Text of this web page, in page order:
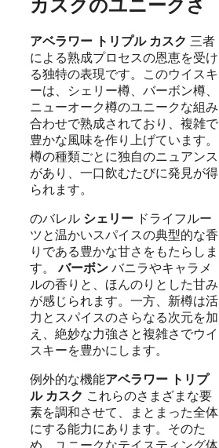
カスクのユニークさ
アベラワー トリプル カスク 三者
による熟成プロセスの恩恵を受け
る独特の表現です。このウイスキ
ーは、シェリー樽、バーボン樽、
ニューオーク樽のユニークな組み
合わせで熟成されており、複雑で
豊かな風味を作り上げています。
樽の種類ごとに独自のニュアンス
があり、一口飲むたびに発見が得
られます。
のバレル シェリー ドライフルー
ツと温かいスパイスの典型的な香
りである豊かな甘さをもたらしま
す。バーボン バニラやキャラメ
ルの香りと、ほんのりとした甘み
が感じられます。一方、新樽は活
力とスパイスのさらなる次元を加
え、絶妙な力強さと複雑さでウイ
スキーを豊かにします。
例外的な機能アベラワー トリプ
ル カスク これらのさまざまな要
素を調和させて、まとまった全体
にする能力にあります。そのた